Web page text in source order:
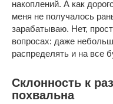
накоплений. А как
меня не получалось
зарабатываю. Нет,
вопросах: даже
распределять и на все
Склонность к
похвальна